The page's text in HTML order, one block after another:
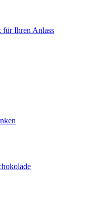
für Ihren Anlass